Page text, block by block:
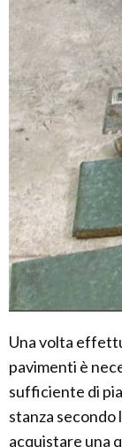
Una volta
pavimenti è
sufficiente di
stanza secondo
acquistare una